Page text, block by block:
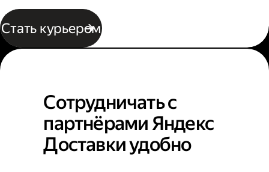
Стать курьером
Сотрудничать с
партнёрами Яндекс
Доставки удобно